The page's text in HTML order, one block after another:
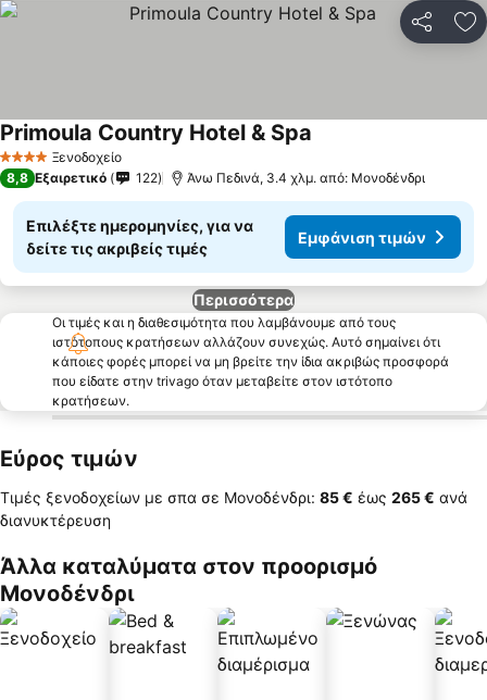
4 ΑστέριαΞενοδοχείο
Primoula Country Hotel & Spa
8,8 Εξαιρετικό 122 Άνω Πεδινά, 3.4 χλμ. από: Μονοδένδρι
Επιλέξτε ημερομηνίες, για να
δείτε τις ακριβείς τιμές
Εμφάνιση τιμών
Περισσότερα
Οι τιμές και η διαθεσιμότητα που λαμβάνουμε από τους
ιστότοπους κρατήσεων αλλάζουν συνεχώς. Αυτό σημαίνει ότι
κάποιες φορές μπορεί να μη βρείτε την ίδια ακριβώς προσφορά
που είδατε στην trivago όταν μεταβείτε στον ιστότοπο
κρατήσεων.
Εύρος τιμών
Τιμές ξενοδοχείων με σπα σε Μονοδένδρι: ‎85 € έως ‎265 € ανά
διανυκτέρευση
Άλλα καταλύματα στον προορισμό
Μονοδένδρι